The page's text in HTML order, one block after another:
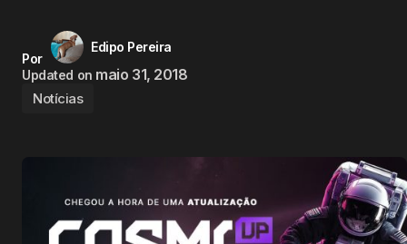
Por
Edipo Pereira
Updated on maio 31, 2018
Notícias